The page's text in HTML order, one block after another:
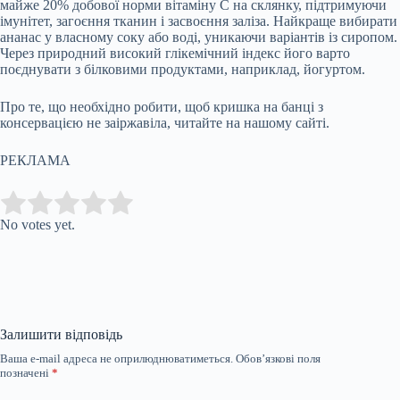
майже 20% добової норми вітаміну С на склянку, підтримуючи
імунітет, загоєння тканин і засвоєння заліза. Найкраще вибирати
ананас у власному соку або воді, уникаючи варіантів із сиропом.
Через природний високий глікемічний індекс його варто
поєднувати з білковими продуктами, наприклад, йогуртом.
Про те, що необхідно робити, щоб кришка на банці з
консервацією не заіржавіла, читайте на нашому сайті.
РЕКЛАМА
Rate this item:
No votes yet.
Залишити відповідь
Ваша e-mail адреса не оприлюднюватиметься. Обов’язкові поля
позначені *